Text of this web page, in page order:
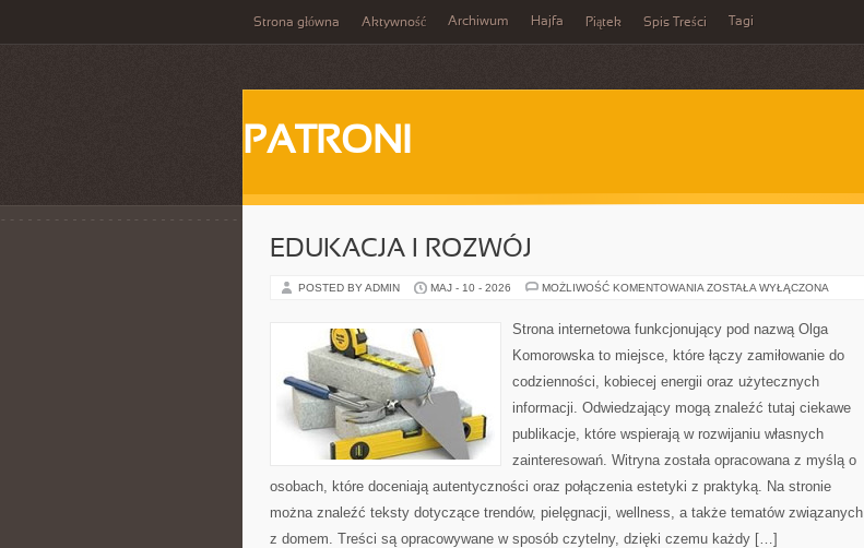
Strona główna Aktywność Archiwum Hajfa Piątek Spis Treści Tagi
PATRONI
EDUKACJA I ROZWÓJ
POSTED BY ADMIN MAJ - 10 - 2026 MOŻLIWOŚĆ KOMENTOWANIA EDUKACJA
ZOSTAŁA WYŁĄCZONA
Strona internetowa funkcjonujący pod nazwą Olga
Komorowska to miejsce, które łączy zamiłowanie do
codzienności, kobiecej energii oraz użytecznych
informacji. Odwiedzający mogą znaleźć tutaj ciekawe
publikacje, które wspierają w rozwijaniu własnych
zainteresowań. Witryna została opracowana z myślą o
osobach, które doceniają autentyczności oraz połączenia estetyki z praktyką. Na stronie
można znaleźć teksty dotyczące trendów, pielęgnacji, wellness, a także tematów związanych
z domem. Treści są opracowywane w sposób czytelny, dzięki czemu każdy […]